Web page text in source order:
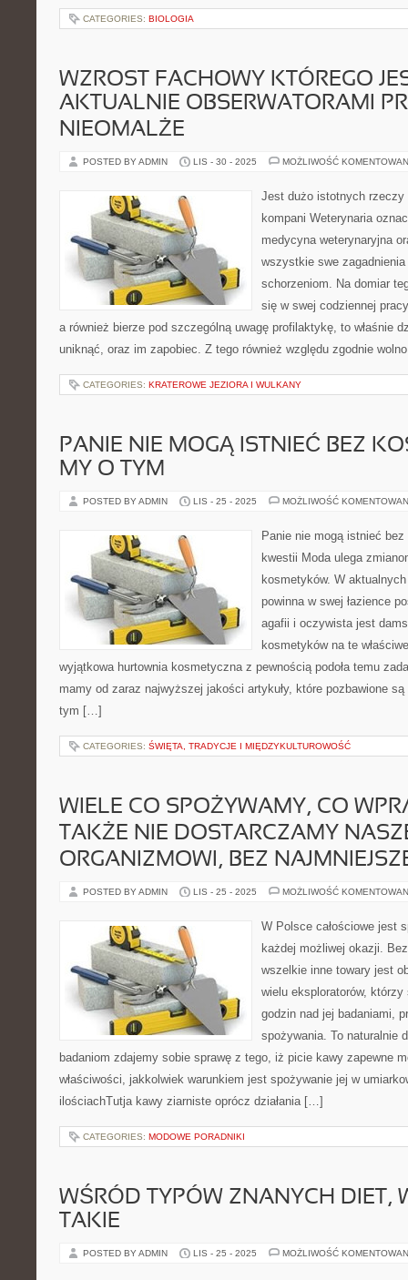
CATEGORIES: BIOLOGIA
WZROST FACHOWY KTÓREGO
AKTUALNIE OBSERWATORAMI
NIEOMALŻE
POSTED BY ADMIN LIS - 30 - 2025 MOŻLIWOŚĆ
Jest dużo istotnych
kompani Weterynaria
medycyna weterynaryjna
wszystkie swe
schorzeniom. Na domiar
się w swej codziennej
a również bierze pod szczególną uwagę profilaktykę, to właśnie
uniknąć, oraz im zapobiec. Z tego również względu zgodnie
CATEGORIES: KRATEROWE JEZIORA I WULKANY
PANIE NIE MOGĄ ISTNIEĆ BEZ
MY O TYM
POSTED BY ADMIN LIS - 25 - 2025 MOŻLIWOŚĆ
Panie nie mogą istnieć
kwestii Moda ulega
kosmetyków. W
powinna w swej łazience
agafii i oczywista jest
kosmetyków na te
wyjątkowa hurtownia kosmetyczna z pewnością podoła temu
mamy od zaraz najwyższej jakości artykuły, które pozbawione
tym […]
CATEGORIES: ŚWIĘTA, TRADYCJE I MIĘDZYKULTUROWOŚĆ
WIELE CO SPOŻYWAMY, CO
TAKŻE NIE DOSTARCZAMY
ORGANIZMOWI, BEZ
POSTED BY ADMIN LIS - 25 - 2025 MOŻLIWOŚĆ
W Polsce całościowe jest
każdej możliwej okazji.
wszelkie inne towary jest
wielu eksploratorów,
godzin nad jej badaniami,
spożywania. To naturalnie
badaniom zdajemy sobie sprawę z tego, iż picie kawy zapewne
właściwości, jakkolwiek warunkiem jest spożywanie jej w
ilościachTutja kawy ziarniste oprócz działania […]
CATEGORIES: MODOWE PORADNIKI
WŚRÓD TYPÓW ZNANYCH DIET,
TAKIE
POSTED BY ADMIN LIS - 25 - 2025 MOŻLIWOŚĆ